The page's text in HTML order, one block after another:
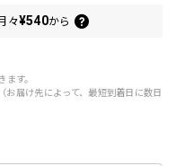
々¥540から
す。
届け先によって、最短到着日に数日